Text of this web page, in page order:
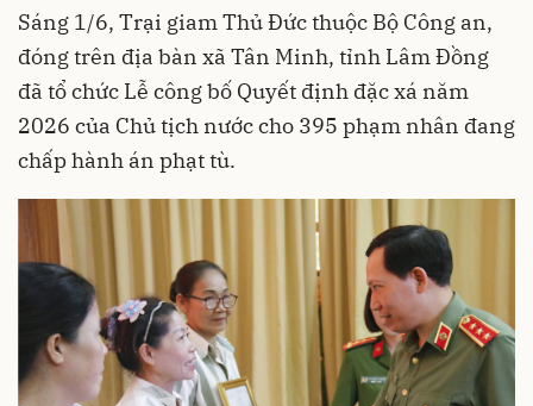
Sáng 1/6, Trại giam Thủ Đức thuộc Bộ Công an,
đóng trên địa bàn xã Tân Minh, tỉnh Lâm Đồng
đã tổ chức Lễ công bố Quyết định đặc xá năm
2026 của Chủ tịch nước cho 395 phạm nhân đang
chấp hành án phạt tù.